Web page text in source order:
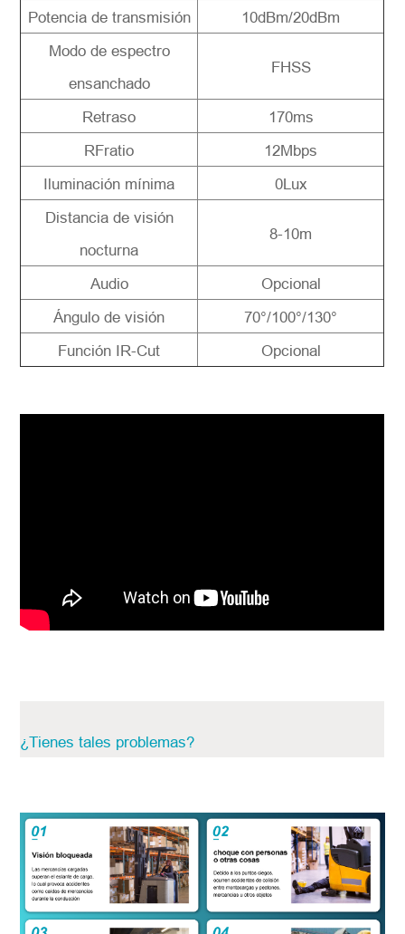
Potencia de transmisión
10dBm/20dBm
Modo de espectro
ensanchado
FHSS
Retraso
170ms
RFratio
12Mbps
Iluminación mínima
0Lux
Distancia de visión
nocturna
8-10m
Audio
Opcional
Ángulo de visión
70°/100°/130°
Función IR-Cut
Opcional
¿Tienes tales problemas?